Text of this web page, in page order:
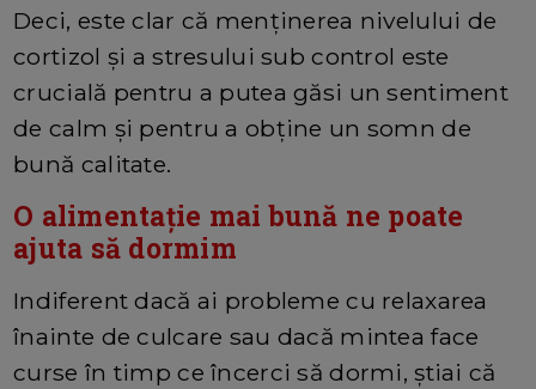
Deci, este clar că menținerea nivelului de
cortizol și a stresului sub control este
crucială pentru a putea găsi un sentiment
de calm și pentru a obține un somn de
bună calitate.
O alimentație mai bună ne poate
ajuta să dormim
Indiferent dacă ai probleme cu relaxarea
înainte de culcare sau dacă mintea face
curse în timp ce încerci să dormi, știai că